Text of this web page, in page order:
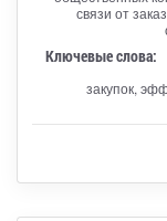
связи от
Ключевые слова:
закупок,